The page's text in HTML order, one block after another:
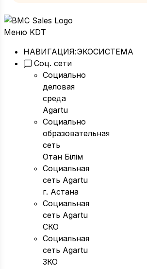
Меню KDT
НАВИГАЦИЯ:ЭКОСИСТЕМА
Соц. сети
Социально
деловая
среда
Agartu
Социально
образовательная
сеть
Отан Бiлiм
Социальная
сеть Agartu
г. Астана
Социальная
сеть Agartu
СКО
Социальная
сеть Agartu
ЗКО